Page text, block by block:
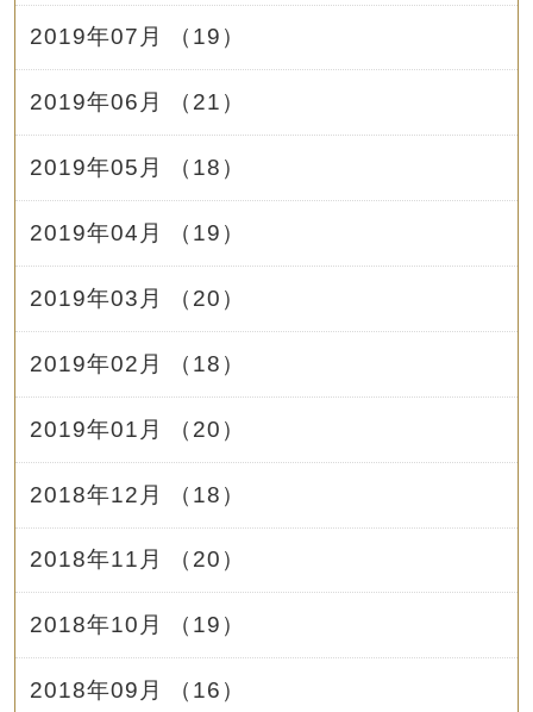
2019年07月 （19）
2019年06月 （21）
2019年05月 （18）
2019年04月 （19）
2019年03月 （20）
2019年02月 （18）
2019年01月 （20）
2018年12月 （18）
2018年11月 （20）
2018年10月 （19）
2018年09月 （16）